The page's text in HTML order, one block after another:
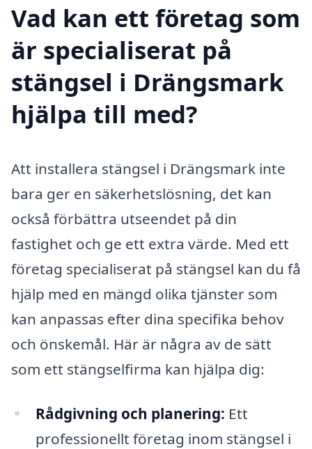
Vad kan ett företag som
är specialiserat på
stängsel i Drängsmark
hjälpa till med?
Att installera stängsel i Drängsmark inte
bara ger en säkerhetslösning, det kan
också förbättra utseendet på din
fastighet och ge ett extra värde. Med ett
företag specialiserat på stängsel kan du få
hjälp med en mängd olika tjänster som
kan anpassas efter dina specifika behov
och önskemål. Här är några av de sätt
som ett stängselfirma kan hjälpa dig:
Rådgivning och planering: Ett
professionellt företag inom stängsel i